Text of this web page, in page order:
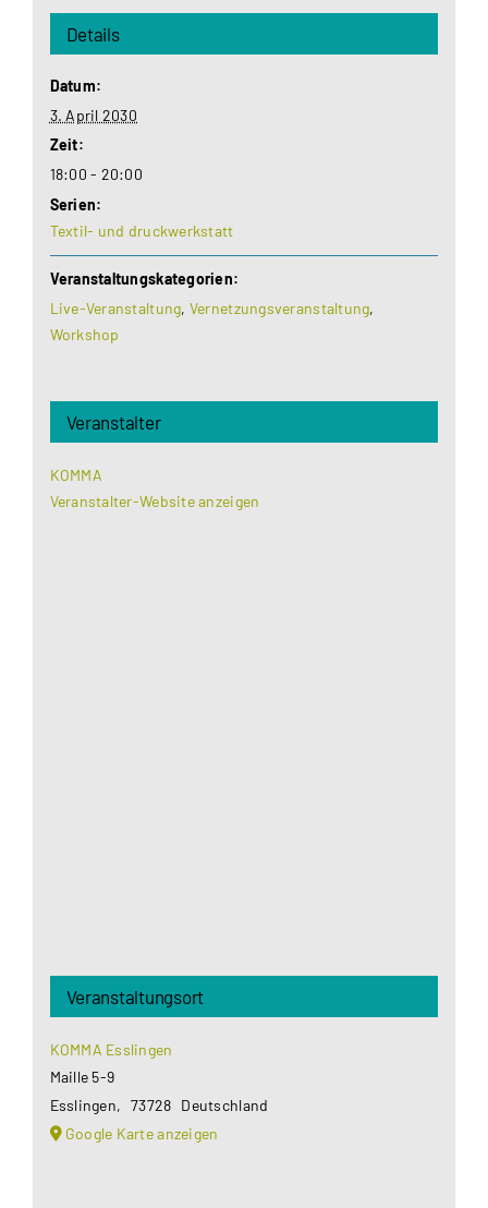
Details
Datum:
3. April 2030
Zeit:
18:00 - 20:00
Serien:
Textil- und druckwerkstatt
Veranstaltungskategorien:
Live-Veranstaltung, Vernetzungsveranstaltung,
Workshop
Veranstalter
KOMMA
Veranstalter-Website anzeigen
Veranstaltungsort
KOMMA Esslingen
Maille 5-9
Esslingen, 73728 Deutschland
Google Karte anzeigen